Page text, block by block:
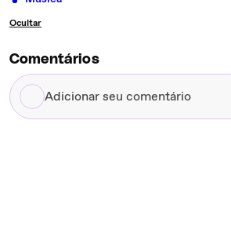
Ocultar
Comentários
Adicionar
seu